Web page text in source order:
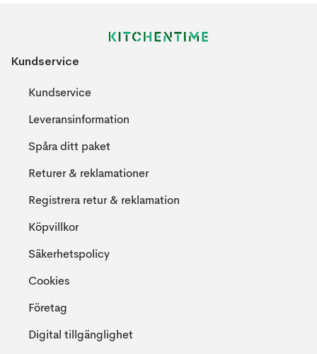
Kundservice
Kundservice
Leveransinformation
Spåra ditt paket
Returer & reklamationer
Registrera retur & reklamation
Köpvillkor
Säkerhetspolicy
Cookies
Företag
Digital tillgänglighet